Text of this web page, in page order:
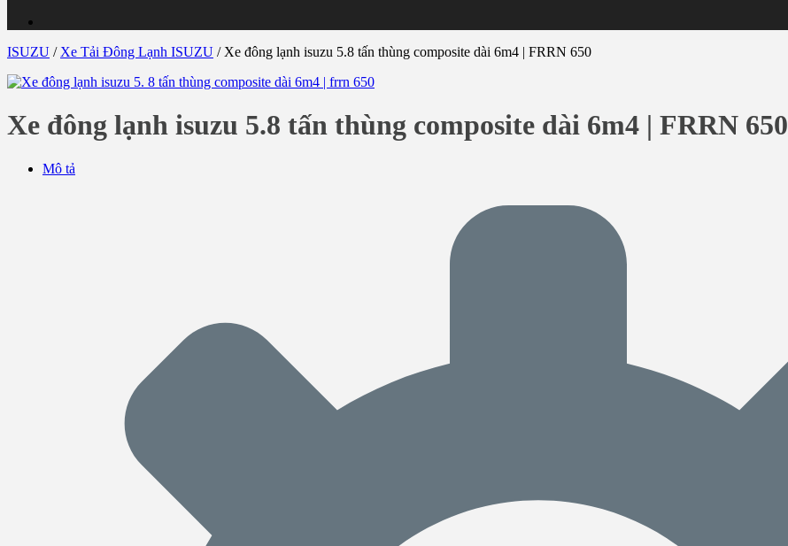
ISUZU / Xe Tải Đông Lạnh ISUZU / Xe đông lạnh isuzu 5.8 tấn thùng composite dài 6m4 | FRRN 650
Xe đông lạnh isuzu 5.8 tấn thùng composite dài 6m4 | FRRN 650
Mô tả